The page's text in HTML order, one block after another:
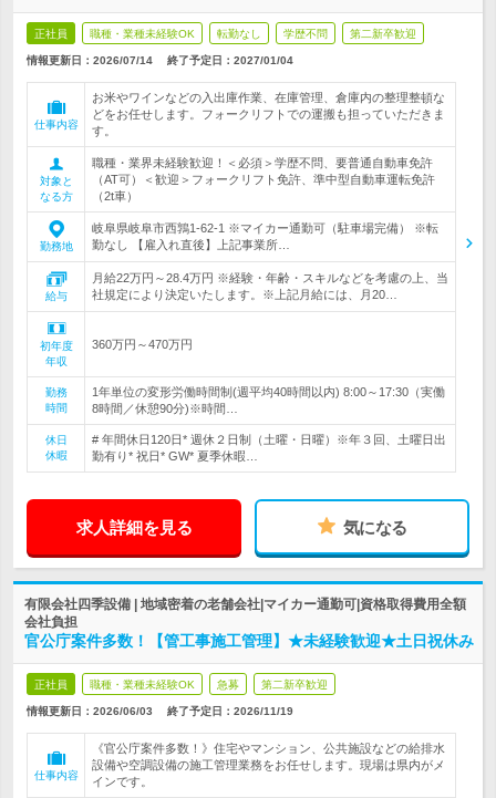
正社員 職種・業種未経験OK 転勤なし 学歴不問 第二新卒歓迎
情報更新日：2026/07/14 終了予定日： 2027/01/04
仕事内容
お米やワインなどの入出庫作業、在庫管理、倉庫内の整理整頓な
どをお任せします。フォークリフトでの運搬も担っていただきま
す。
対象と
なる方
職種・業界未経験歓迎！＜必須＞学歴不問、要普通自動車免許
（AT可）＜歓迎＞フォークリフト免許、準中型自動車運転免許
（2t車）
勤務地
岐阜県岐阜市西鶉1-62-1 ※マイカー通勤可（駐車場完備） ※転
勤なし 【雇入れ直後】上記事業所…
給与
月給22万円～28.4万円 ※経験・年齢・スキルなどを考慮の上、当
社規定により決定いたします。※上記月給には、月20…
初年度
年収
360万円～470万円
勤務
時間
1年単位の変形労働時間制(週平均40時間以内) 8:00～17:30（実働
8時間／休憩90分)※時間…
休日
休暇
# 年間休日120日* 週休２日制（土曜・日曜）※年３回、土曜日出
勤有り* 祝日* GW* 夏季休暇…
求人詳細を見る 気になる
有限会社四季設備 | 地域密着の老舗会社|マイカー通勤可|資格取得費用全額
会社負担
官公庁案件多数！【管工事施工管理】★未経験歓迎★土日祝休み
正社員 職種・業種未経験OK 急募 第二新卒歓迎
情報更新日：2026/06/03 終了予定日： 2026/11/19
仕事内容
《官公庁案件多数！》住宅やマンション、公共施設などの給排水
設備や空調設備の施工管理業務をお任せします。現場は県内がメ
インです。